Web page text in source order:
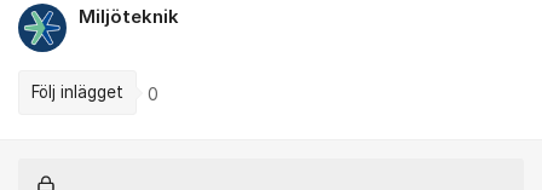
Miljöteknik
Följ inlägget 0